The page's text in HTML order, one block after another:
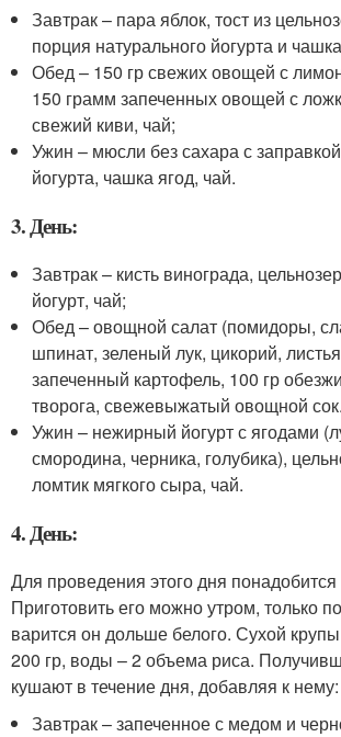
Завтрак – пара яблок, тост из
порция натурального йогурта и
Обед – 150 гр свежих овощей с
150 грамм запеченных овощей с
свежий киви, чай;
Ужин – мюсли без сахара с
йогурта, чашка ягод, чай.
3. День:
Завтрак – кисть винограда,
йогурт, чай;
Обед – овощной салат (помидоры,
шпинат, зеленый лук, цикорий,
запеченный картофель, 100 гр
творога, свежевыжатый овощной сок.
Ужин – нежирный йогурт с ягодами
смородина, черника, голубика),
ломтик мягкого сыра, чай.
4. День:
Для проведения этого дня
Приготовить его можно утром, только
варится он дольше белого. Сухой
200 гр, воды – 2 объема риса.
кушают в течение дня, добавляя к нему:
Завтрак – запеченное с медом и